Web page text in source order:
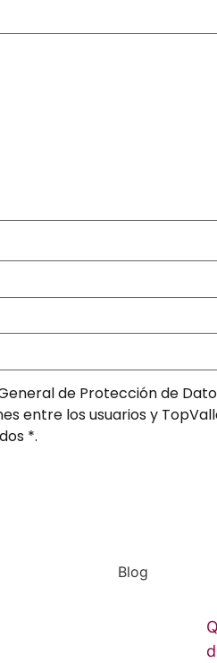
de Protección de
entre los usuarios y
*.
Blog